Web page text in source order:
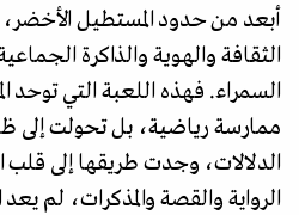
أبعد من حدود المستطيل
الثقافة والهوية والذاكرة
السمراء. فهذه اللعبة التي توحد
ممارسة رياضية، بل تحولت إلى
الدلالات، وجدت طريقها إلى قلب
الرواية والقصة والمذكرات، لم